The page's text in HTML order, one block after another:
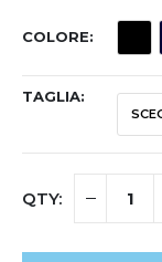
COLORE
TAGLIA